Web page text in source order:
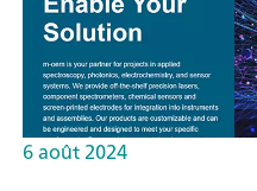
6 août 2024